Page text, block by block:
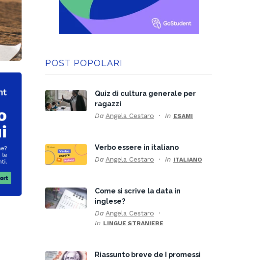
POST POPOLARI
Quiz di cultura generale per
ragazzi
Da Angela Cestaro In ESAMI
Verbo essere in italiano
Da Angela Cestaro In ITALIANO
Come si scrive la data in
inglese?
Da Angela Cestaro
In LINGUE STRANIERE
Riassunto breve de I promessi